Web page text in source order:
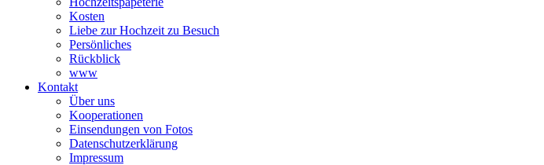
Kosten
Liebe zur Hochzeit zu Besuch
Persönliches
Rückblick
www
Kontakt
Über uns
Kooperationen
Einsendungen von Fotos
Datenschutzerklärung
Impressum